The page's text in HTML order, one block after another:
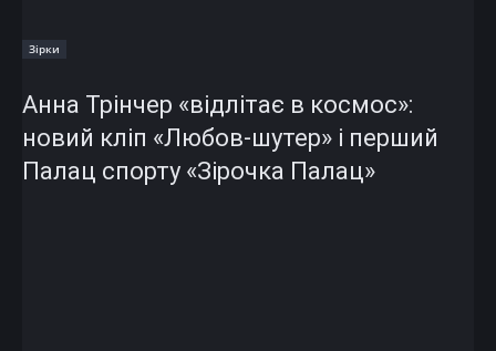
Зірки
Анна Трінчер «відлітає в космос»:
новий кліп «Любов-шутер» і перший
Палац спорту «Зірочка Палац»